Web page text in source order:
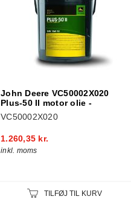
John Deere VC50002X020
Plus-50 II motor olie -
VC50002X020
1.260,35 kr.
inkl. moms
TILFØJ TIL KURV